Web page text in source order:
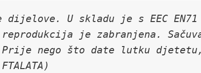
U skladu je s EEC EN71
je zabranjena.
Prije nego što date lutku djetetu,